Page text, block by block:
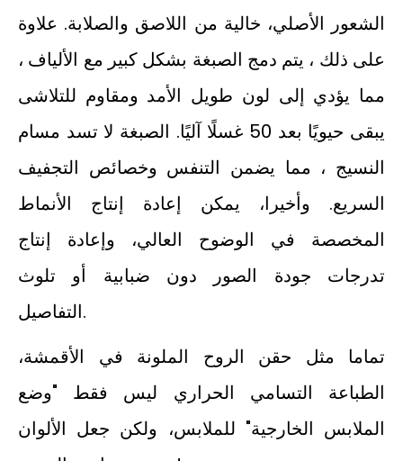
الشعور الأصلي، خالية من اللاصق والصلابة. علاوة
على ذلك ، يتم دمج الصبغة بشكل كبير مع الألياف ،
مما يؤدي إلى لون طويل الأمد ومقاوم للتلاشى
يبقى حيويًا بعد 50 غسلًا آليًا. الصبغة لا تسد مسام
النسيج ، مما يضمن التنفس وخصائص التجفيف
السريع. وأخيرا، يمكن إعادة إنتاج الأنماط
المخصصة في الوضوح العالي، وإعادة إنتاج
تدرجات جودة الصور دون ضبابية أو تلوث
التفاصيل.
تماما مثل حقن الروح الملونة في الأقمشة،
الطباعة التسامي الحراري ليس فقط "وضع
الملابس الخارجية" للملابس، ولكن جعل الألوان